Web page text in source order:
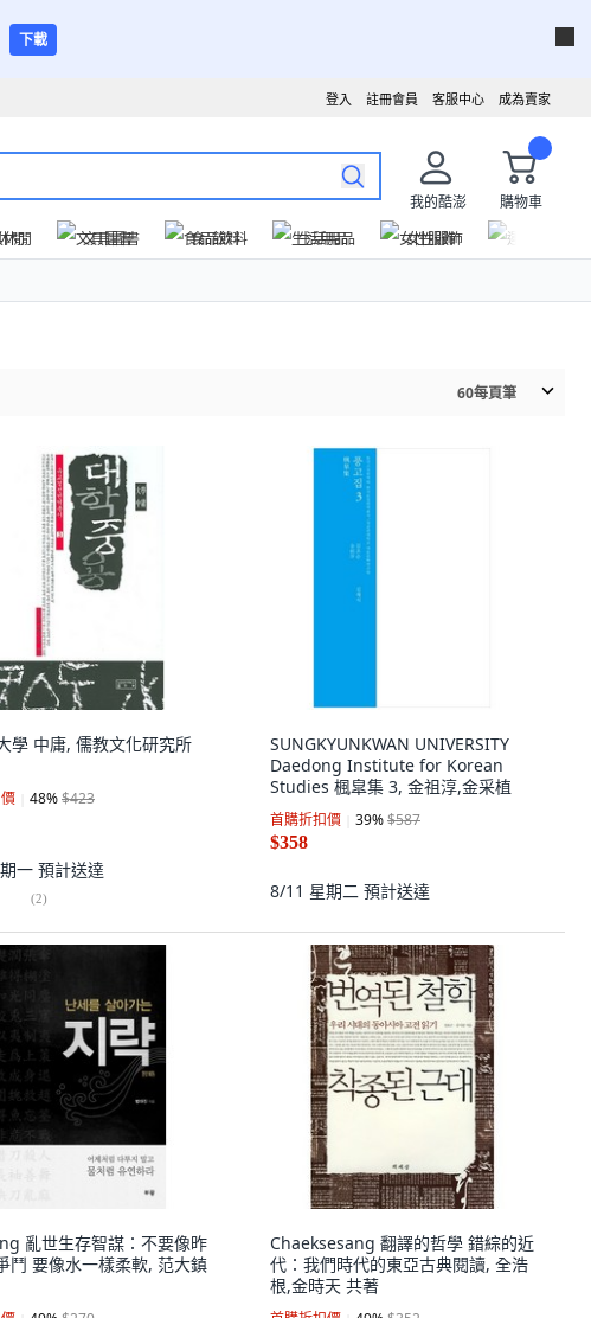
下載
成為賣家
客服中心
註冊會員
登入
我的酷澎
購物車
閒 文具圖書 食品飲料 生活用品 女性服飾
60每頁筆
學 中庸, 儒教文化研究所
48%$423
一 預計送達
(2)
SUNGKYUNKWAN UNIVERSITY
Daedong Institute for Korean
Studies 楓皐集 3, 金祖淳,金采植
首購折扣價 39%$587
$358
8/11 星期二 預計送達
亂世生存智謀：不要像昨
鬥 要像水一樣柔軟, 范大鎮
Chaeksesang 翻譯的哲學 錯綜的近
代：我們時代的東亞古典閱讀, 全浩
根,金時天 共著